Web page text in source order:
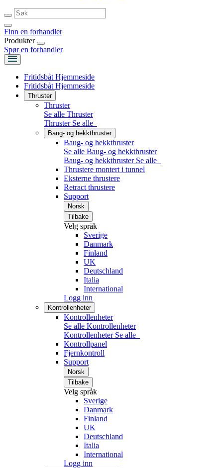
Finn en forhandler
Produkter
Spør en forhandler
Fritidsbåt Hjemmeside
Fritidsbåt Hjemmeside
Thruster
Thruster
Se alle Thruster
Thruster Se alle
Baug- og hekkthruster
Baug- og hekkthruster
Se alle Baug- og hekkthruster
Baug- og hekkthruster Se alle
Thrustere montert i tunnel
Eksterne thrustere
Retract thrustere
Support
Norsk
Tilbake
Velg språk
Sverige
Danmark
Finland
UK
Deutschland
Italia
International
Logg inn
Kontrollenheter
Kontrollenheter
Se alle Kontrollenheter
Kontrollenheter Se alle
Kontrollpanel
Fjernkontroll
Support
Norsk
Tilbake
Velg språk
Sverige
Danmark
Finland
UK
Deutschland
Italia
International
Logg inn